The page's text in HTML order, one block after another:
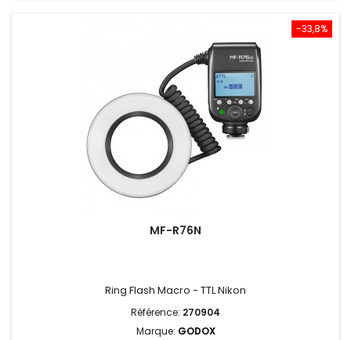
-33,8%
MF-R76N
Ring Flash Macro - TTL Nikon
Référence: 270904
Marque: GODOX